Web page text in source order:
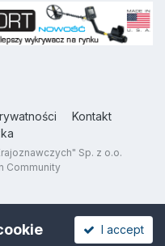
Kontakt
Sp. z o.o.
Community
I accept